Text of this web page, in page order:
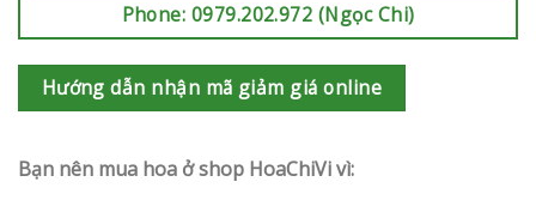
Phone: 0979.202.972 (Ngọc Chi)
Hướng dẫn nhận mã giảm giá online
Bạn nên mua hoa ở shop HoaChiVi vì: